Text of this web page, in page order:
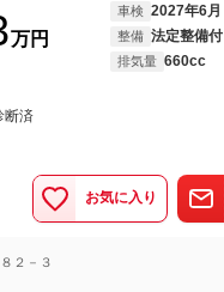
万円
車検 2027年6月
整備 法定整備付
排気量 660cc
断済
お気に入り
２－３